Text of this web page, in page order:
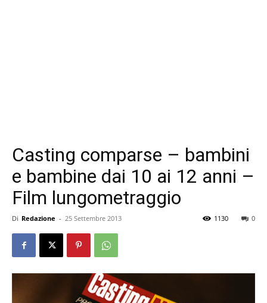
Casting comparse – bambini
e bambine dai 10 ai 12 anni –
Film lungometraggio
Di Redazione - 25 Settembre 2013 0
1130